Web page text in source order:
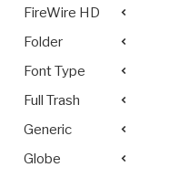
FireWire HD
Folder
Font Type
Full Trash
Generic
Globe